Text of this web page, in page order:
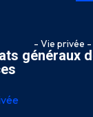
- Vie privée -
généraux